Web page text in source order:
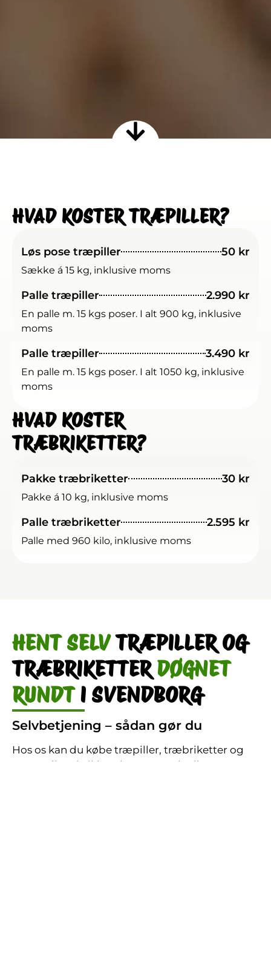
HVAD KOSTER TRÆPILLER?
Løs pose træpiller 50 kr
Sække á 15 kg, inklusive moms
Palle træpiller 2.990 kr
En palle m. 15 kgs poser. I alt 900 kg, inklusive
moms
Palle træpiller 3.490 kr
En palle m. 15 kgs poser. I alt 1050 kg, inklusive
moms
HVAD KOSTER
TRÆBRIKETTER?
Pakke træbriketter 30 kr
Pakke á 10 kg, inklusive moms
Palle træbriketter 2.595 kr
Palle med 960 kilo, inklusive moms
HENT SELVTRÆPILLER OG
TRÆBRIKETTERDØGNET
RUNDTI SVENDBORG
Selvbetjening – sådan gør du
Hos os kan du købe træpiller, træbriketter og
optændingsbrikker døgnet rundt alle ugens